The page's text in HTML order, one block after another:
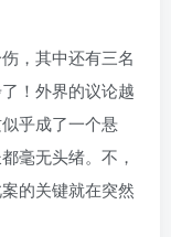
，其中还有三名
！外界的议论越
乎成了一个悬
毫无头绪。不，
的关键就在突然